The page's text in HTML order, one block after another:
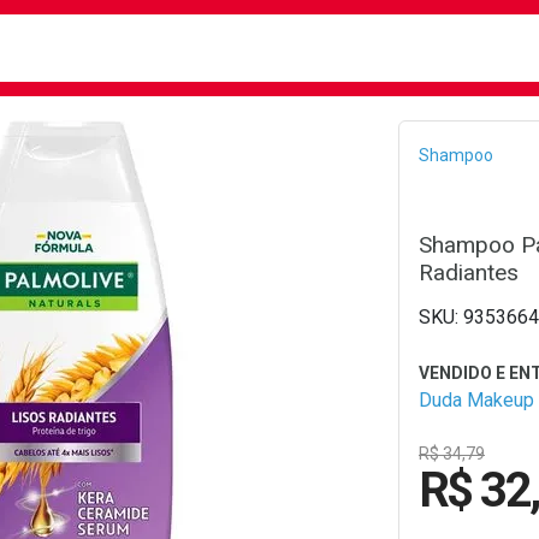
Shampoo
Shampoo
Radiantes
Duda Makeup
R$ 34,79
R$